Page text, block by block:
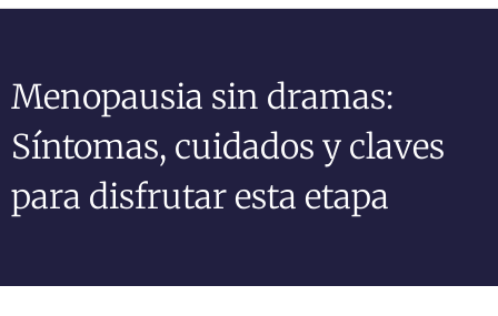
Menopausia sin dramas:
Síntomas, cuidados y claves
para disfrutar esta etapa